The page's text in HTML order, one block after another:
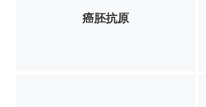
癌胚抗原